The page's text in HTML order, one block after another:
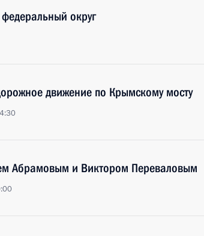
округ
движение по Крымскому мосту
Абрамовым и Виктором Переваловым